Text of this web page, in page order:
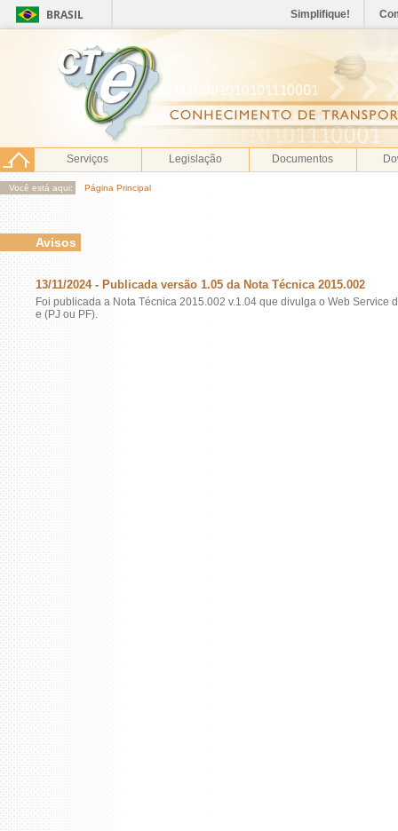
BRASIL Simplifique!
Serviços Legislação Documentos
Você está aqui: Página Principal
Avisos
13/11/2024 - Publicada versão 1.05 da Nota Técnica 2015.002
Foi publicada a Nota Técnica 2015.002 v.1.04 que divulga o Web Service
e (PJ ou PF).